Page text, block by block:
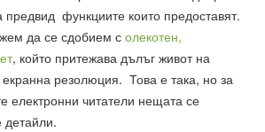
предвид функциите които предоставят.
да се сдобием с олекотен,
, който притежава дълъг живот на
екранна резолюция. Това е така, но за
електронни читатели нещата се
детайли.